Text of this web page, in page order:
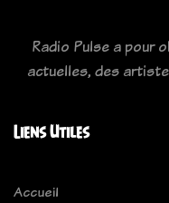
Radio Pulse a pour
actuelles, des
Liens Utiles
Accueil